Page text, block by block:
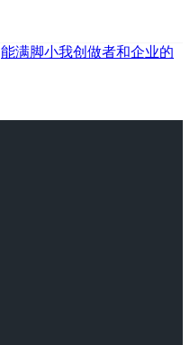
能满脚小我创做者和企业的